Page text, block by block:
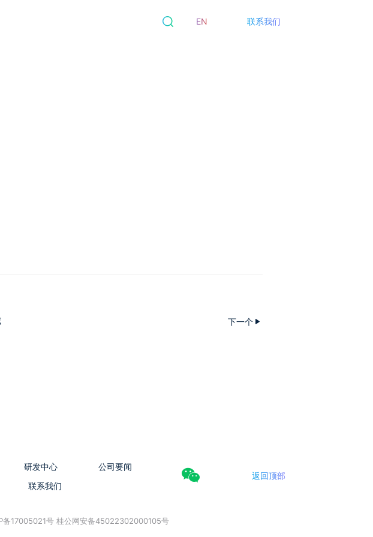
EN 联系我们
下一个
研发中心
公司要闻
联系我们
返回顶部
备17005021号 桂公网安备45022302000105号